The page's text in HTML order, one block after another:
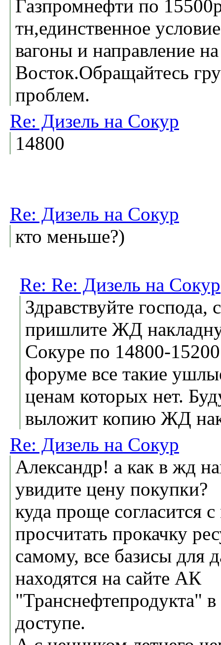
Газпромнефти по
тн,единственное
вагоны и направление на
Восток.Обращайтесь
проблем.
Re: Дизель на Сокур
14800
Re: Дизель на Сокур
кто меньше?)
Re: Re: Дизель на Сокур
Здравствуйте господа,
пришлите ЖД
Сокуре по 14800-
форуме все такие
ценам которых нет.
выложит копию ЖД
Re: Дизель на Сокур
Александр! а как в жд
увидите цену покупки?
куда проще согласится
просчитать прокачку
самому, все базисы для
находятся на сайте АК
"Транснефтепродукта"
доступе.